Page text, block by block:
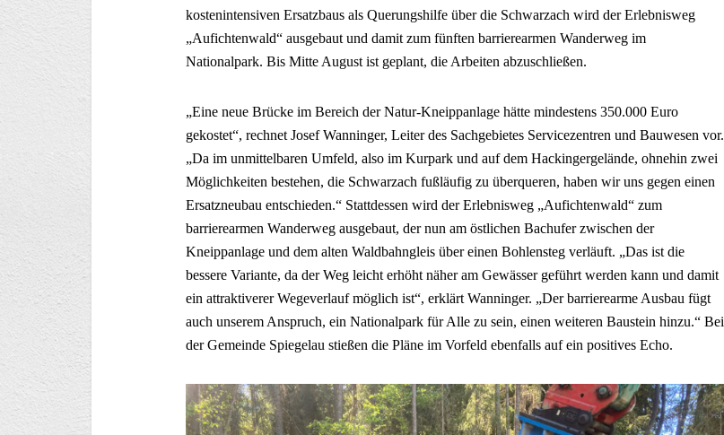
kostenintensiven Ersatzbaus als Querungshilfe über die Schwarzach wird der Erlebnisweg
„Aufichtenwald“ ausgebaut und damit zum fünften barrierearmen Wanderweg im
Nationalpark. Bis Mitte August ist geplant, die Arbeiten abzuschließen.
„Eine neue Brücke im Bereich der Natur-Kneippanlage hätte mindestens 350.000 Euro
gekostet“, rechnet Josef Wanninger, Leiter des Sachgebietes Servicezentren und Bauwesen vor.
„Da im unmittelbaren Umfeld, also im Kurpark und auf dem Hackingergelände, ohnehin zwei
Möglichkeiten bestehen, die Schwarzach fußläufig zu überqueren, haben wir uns gegen einen
Ersatzneubau entschieden.“ Stattdessen wird der Erlebnisweg „Aufichtenwald“ zum
barrierearmen Wanderweg ausgebaut, der nun am östlichen Bachufer zwischen der
Kneippanlage und dem alten Waldbahngleis über einen Bohlensteg verläuft. „Das ist die
bessere Variante, da der Weg leicht erhöht näher am Gewässer geführt werden kann und damit
ein attraktiverer Wegeverlauf möglich ist“, erklärt Wanninger. „Der barrierearme Ausbau fügt
auch unserem Anspruch, ein Nationalpark für Alle zu sein, einen weiteren Baustein hinzu.“ Bei
der Gemeinde Spiegelau stießen die Pläne im Vorfeld ebenfalls auf ein positives Echo.